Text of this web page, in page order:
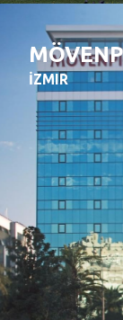
İZMIR